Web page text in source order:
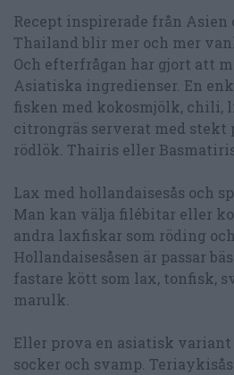
Recept inspirerade från Asien
Thailand blir mer och mer
Och efterfrågan har gjort att
Asiatiska ingredienser. En
fisken med kokosmjölk, chili,
citrongräs serverat med stekt
rödlök. Thairis eller
Lax med hollandaisesås och
Man kan välja filébitar eller
andra laxfiskar som röding
Hollandaisesåsen är passar
fastare kött som lax, tonfisk,
marulk.
Eller prova en asiatisk variant
socker och svamp.